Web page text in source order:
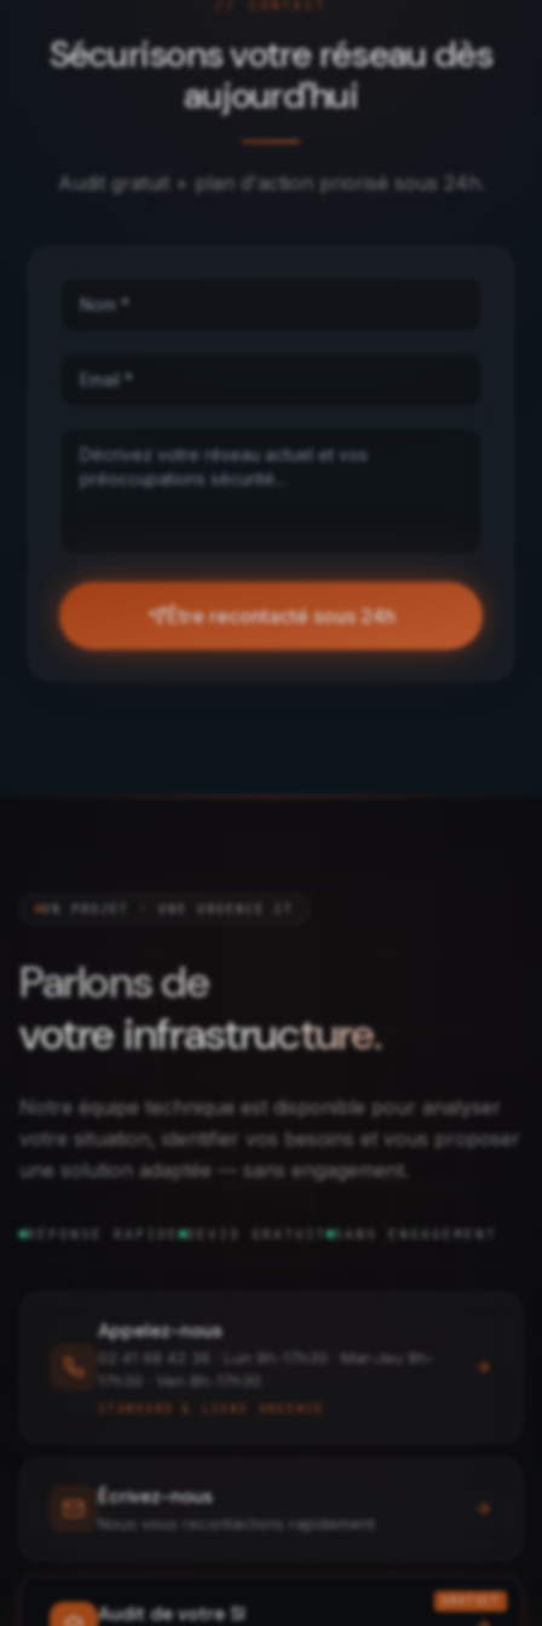
Sécurisons votre réseau dès
aujourd'hui
Audit gratuit + plan d'action priorisé sous 24h.
Être recontacté sous 24h
UN PROJET · UNE URGENCE IT
Parlons de
votre infrastructure.
Notre équipe technique est disponible pour analyser
votre situation, identifier vos besoins et vous proposer
une solution adaptée — sans engagement.
RÉPONSE RAPIDE DEVIS GRATUIT SANS ENGAGEMENT
Appelez-nous
02 41 68 42 36
Lun 9h-17h30 · Mar-Jeu 8h-
17h30 · Ven 8h-17h30
STANDARD & LIGNE URGENCE
Écrivez-nous
Nous vous recontactons rapidement
GRATUIT
Audit de votre SI